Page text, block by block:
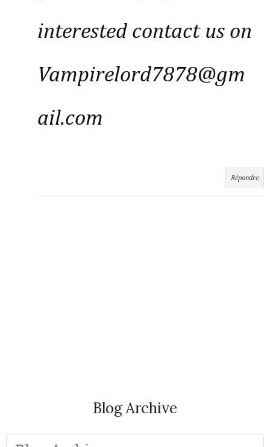
interested contact us on
Vampirelord7878@gm
ail.com
Répondre
Blog Archive